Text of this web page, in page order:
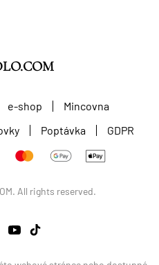
e-shop
Mincovna
Poptávka GDPR
All rights reserved.